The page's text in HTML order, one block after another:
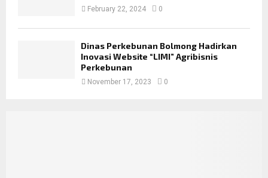
February 22, 2024 0
Dinas Perkebunan Bolmong Hadirkan
Inovasi Website “LIMI” Agribisnis
Perkebunan
November 17, 2023 0